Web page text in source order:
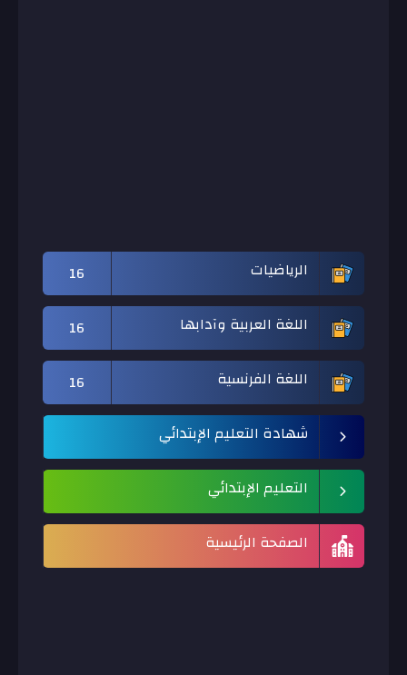
الرياضيات
16
اللغة العربية وآدابها
16
اللغة الفرنسية
16
شهادة التعليم الإبتدائي
التعليم الإبتدائي
الصفحة الرئيسية